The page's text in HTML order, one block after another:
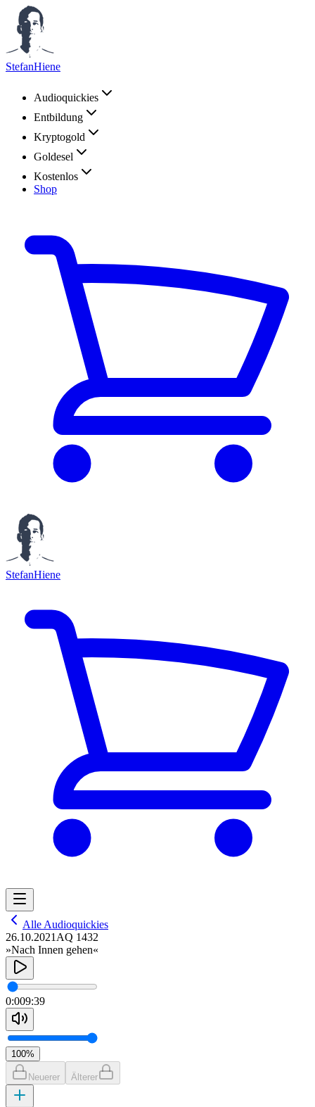
StefanHiene
Audioquickies
Entbildung
Kryptogold
Goldesel
Kostenlos
Shop
StefanHiene
Alle Audioquickies
26.10.2021 AQ 1432
»Nach Innen gehen«
0:009:39
100%
Neuerer Älterer